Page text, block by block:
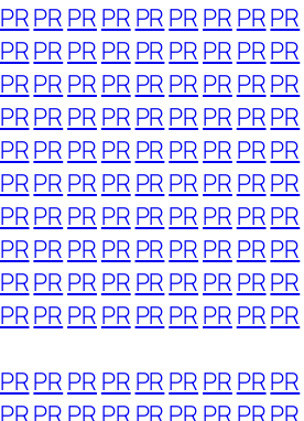
PRPR PR PR PR PR PR PRPR
PRPR PR PR PR PR PR PRPR
PRPR PR PR PR PR PR PRPR
PRPR PR PR PR PR PR PRPR
PRPR PR PR PR PR PR PRPR
PRPR PR PR PR PR PR PRPR
PRPR PR PR PR PR PR PRPR
PRPR PR PR PR PR PR PRPR
PRPR PR PR PR PR PR PRPR
PRPR PR PR PR PR PR PRPR
PRPR PR PR PR PR PR PRPR